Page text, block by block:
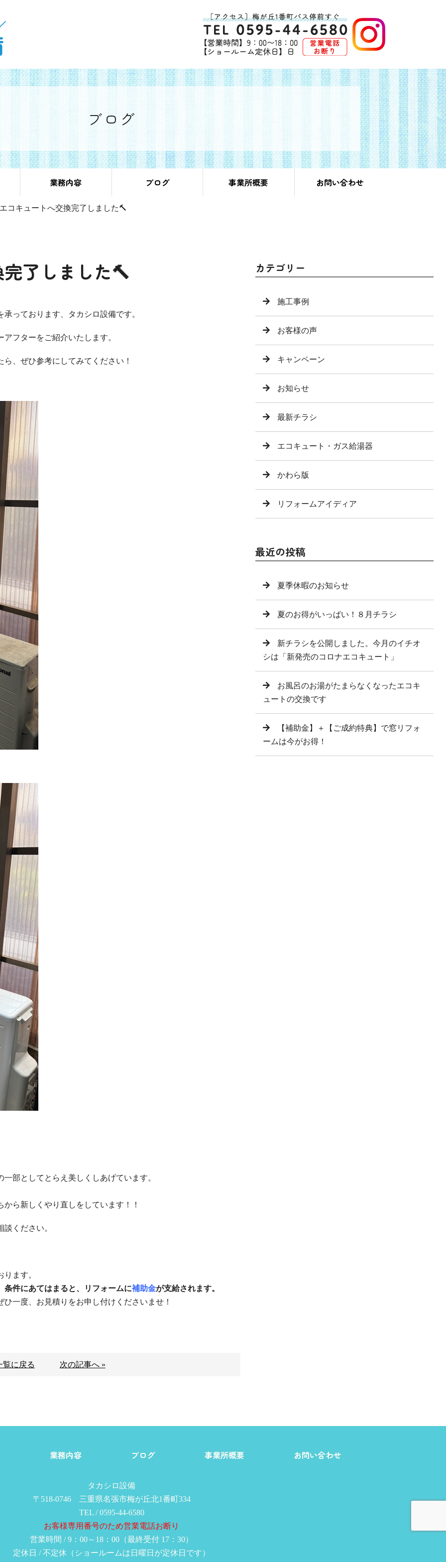
ブログ
業務内容 ブログ 事業所概要 お問い合わせ
コキュートへ交換完了しました🔨
了しました🔨
っております、タカシロ設備です。
フターをご紹介いたします。
、ぜひ参考にしてみてください！
部としてとらえ美しくしあげています。
ら新しくやり直しをしています！！
ください。
ます。
条件にあてはまると、リフォームに補助金が支給されます。
一度、お見積りをお申し付けくださいませ！
覧に戻る 次の記事へ »
カテゴリー
施工事例
お客様の声
キャンペーン
お知らせ
最新チラシ
エコキュート・ガス給湯器
かわら版
リフォームアイディア
最近の投稿
夏季休暇のお知らせ
夏のお得がいっぱい！８月チラシ
新チラシを公開しました。今月のイチオ
シは「新発売のコロナエコキュート」
お風呂のお湯がたまらなくなったエコキ
ュートの交換です
【補助金】＋【ご成約特典】で窓リフォ
ームは今がお得！
業務内容 ブログ 事業所概要 お問い合わせ
タカシロ設備
〒518-0746 三重県名張市梅が丘北1番町334
TEL / 0595-44-6580
お客様専用番号のため営業電話お断り
営業時間 / 9：00～18：00（最終受付 17：30）
定休日 / 不定休（ショールームは日曜日が定休日です）